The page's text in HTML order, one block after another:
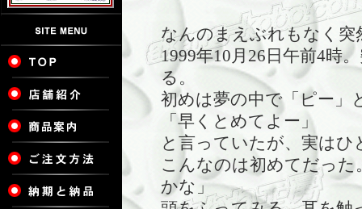
なんのまえぶれもなく突
1999年10月26日午前4時
る。
初めは夢の中で「ピー」
「早くとめてよー」
と言っていたが、実は
こんなのは初めてだっ
かな」